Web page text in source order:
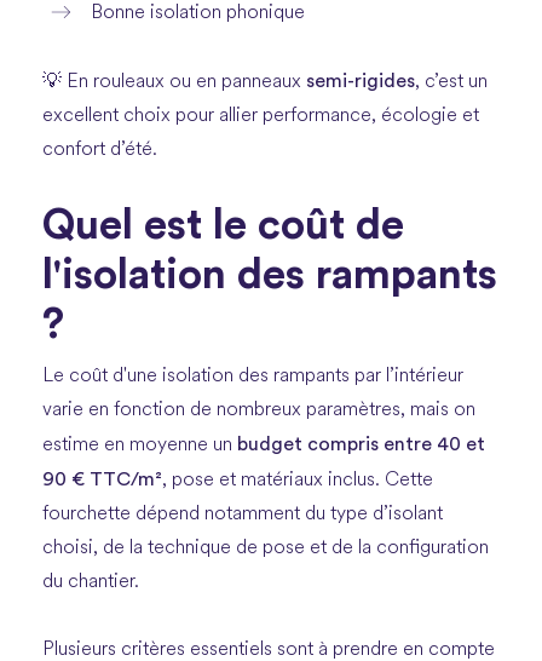
Bonne isolation phonique
💡 En rouleaux ou en panneaux semi-rigides, c’est un
excellent choix pour allier performance, écologie et
confort d’été.
Quel est le coût de
l'isolation des rampants
?
Le coût d'une isolation des rampants par l’intérieur
varie en fonction de nombreux paramètres, mais on
estime en moyenne un budget compris entre 40 et
90 € TTC/m², pose et matériaux inclus. Cette
fourchette dépend notamment du type d’isolant
choisi, de la technique de pose et de la configuration
du chantier.
Plusieurs critères essentiels sont à prendre en compte